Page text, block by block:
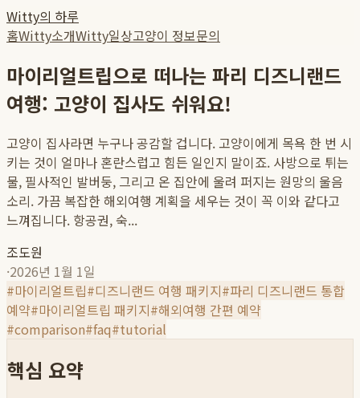
Witty의 하루
홈Witty소개Witty일상고양이 정보문의
마이리얼트립으로 떠나는 파리 디즈니랜드
여행: 고양이 집사도 쉬워요!
고양이 집사라면 누구나 공감할 겁니다. 고양이에게 목욕 한 번 시
키는 것이 얼마나 혼란스럽고 힘든 일인지 말이죠. 사방으로 튀는
물, 필사적인 발버둥, 그리고 온 집안에 울려 퍼지는 원망의 울음
소리. 가끔 복잡한 해외여행 계획을 세우는 것이 꼭 이와 같다고
느껴집니다. 항공권, 숙...
조도원
·2026년 1월 1일
#마이리얼트립#디즈니랜드 여행 패키지#파리 디즈니랜드 통합
예약#마이리얼트립 패키지#해외여행 간편 예약
#comparison#faq#tutorial
핵심 요약